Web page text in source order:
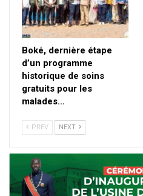
Boké, dernière étape
d’un programme
historique de soins
gratuits pour les
malades…
PREV NEXT